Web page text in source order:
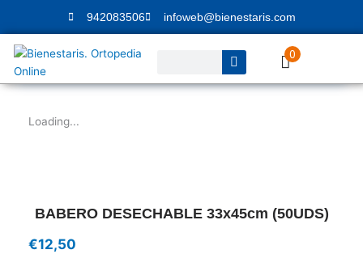
contenido
942083506 infoweb@bienestaris.com
0
Loading...
BABERO DESECHABLE 33x45cm (50UDS)
€12,50